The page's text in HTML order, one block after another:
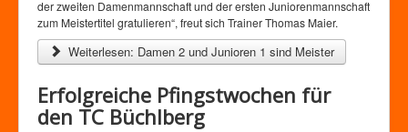
der zweiten Damenmannschaft und der ersten Juniorenmannschaft
zum Meistertitel gratulieren“, freut sich Trainer Thomas Maier.
Weiterlesen: Damen 2 und Junioren 1 sind Meister
Erfolgreiche Pfingstwochen für
den TC Büchlberg